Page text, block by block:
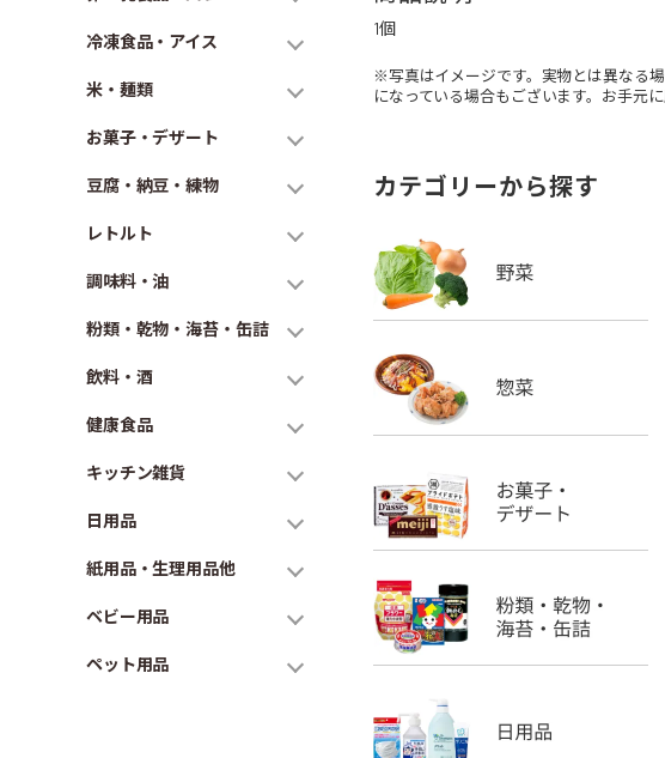
冷凍食品・アイス
米・麺類
お菓子・デザート
豆腐・納豆・練物
レトルト
調味料・油
粉類・乾物・海苔・缶詰
飲料・酒
健康食品
キッチン雑貨
日用品
紙用品・生理用品他
ベビー用品
ペット用品
1個
※写真はイメージです。実物とは異なる
になっている場合もございます。お手元
カテゴリーから探す